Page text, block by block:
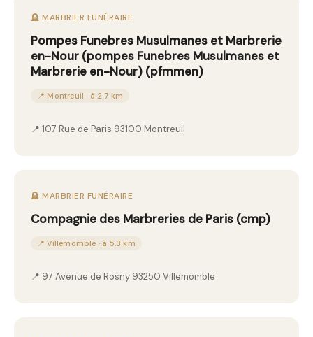
🪦 MARBRIER FUNÉRAIRE
Pompes Funebres Musulmanes et Marbrerie
en-Nour (pompes Funebres Musulmanes et
Marbrerie en-Nour) (pfmmen)
📍 Montreuil · à 2.7 km
📍 107 Rue de Paris 93100 Montreuil
🪦 MARBRIER FUNÉRAIRE
Compagnie des Marbreries de Paris (cmp)
📍 Villemomble · à 5.3 km
📍 97 Avenue de Rosny 93250 Villemomble